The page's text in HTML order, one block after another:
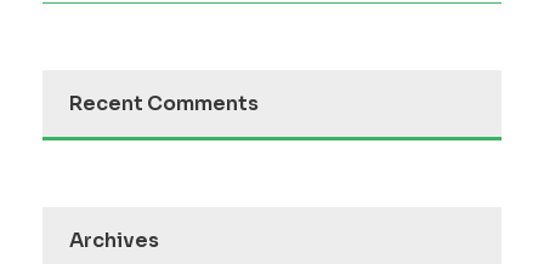
Recent Comments
Archives